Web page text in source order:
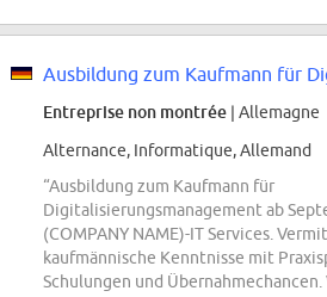
Entreprise non montrée | Allemagne
Alternance, Informatique, Allemand
“Ausbildung zum Kaufmann für
Digitalisierungsmanagement ab
(COMPANY NAME)-IT Services.
kaufmännische Kenntnisse mit
Schulungen und Übernahmechancen.